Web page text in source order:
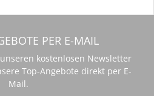
PER E-MAIL
kostenlosen Newsletter
Top-Angebote direkt per E-
Mail.